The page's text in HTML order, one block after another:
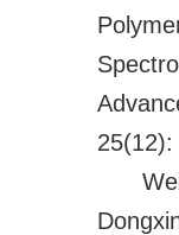
25(12):